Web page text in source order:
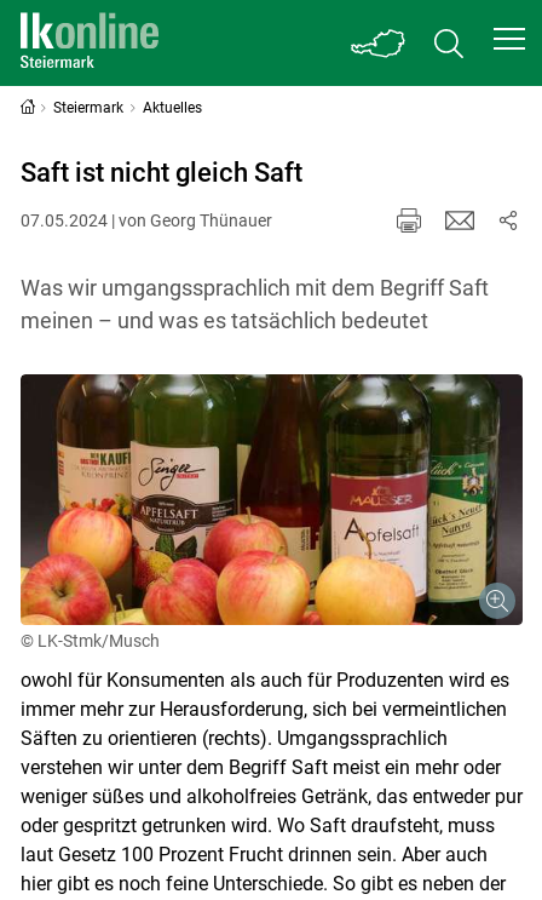
Steiermark Aktuelles
Saft ist nicht gleich Saft
07.05.2024 | von Georg Thünauer
Was wir umgangssprachlich mit dem Begriff Saft
meinen – und was es tatsächlich bedeutet
© LK-Stmk/Musch
owohl für Konsumenten als auch für Produzenten wird es
immer mehr zur Herausforderung, sich bei vermeintlichen
Säften zu orientieren (rechts). Umgangssprachlich
verstehen wir unter dem Begriff Saft meist ein mehr oder
weniger süßes und alkoholfreies Getränk, das entweder pur
oder gespritzt getrunken wird. Wo Saft draufsteht, muss
laut Gesetz 100 Prozent Frucht drinnen sein. Aber auch
hier gibt es noch feine Unterschiede. So gibt es neben der